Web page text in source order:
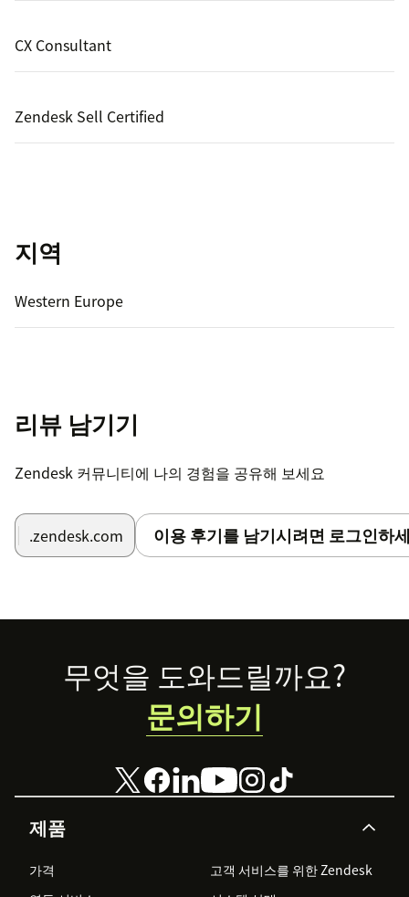
CX Consultant
Zendesk Sell Certified
지역
Western Europe
리뷰 남기기
Zendesk 커뮤니티에 나의 경험을 공유해 보세요
.zendesk.com 이용 후기를 남기시려면 로그인하
Footer
제품
가격
고객 서비스를 위한 Zendesk
무엇을 도와드릴까요?
문의하기